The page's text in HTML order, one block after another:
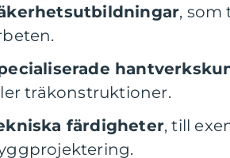
, som
träkonstruktioner.
färdigheter, till